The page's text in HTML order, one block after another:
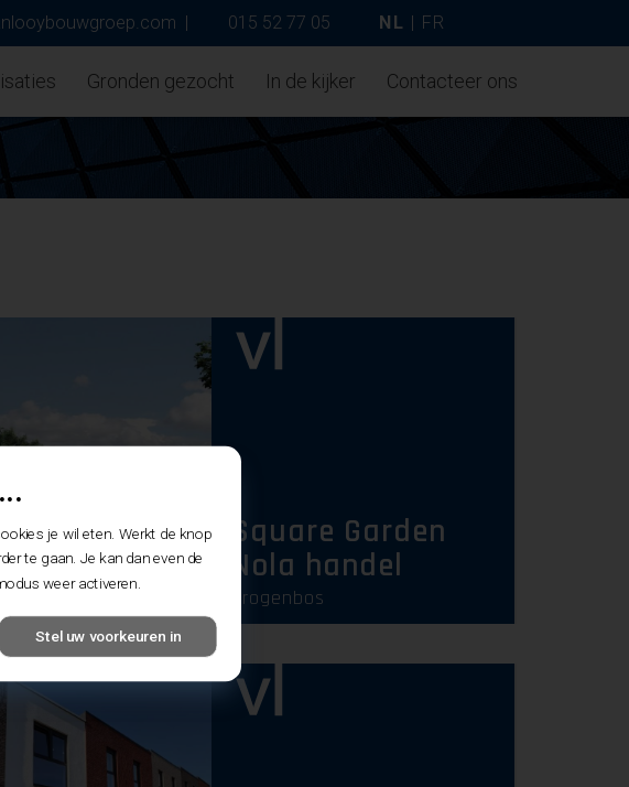
| 015 52 77 05 NL | FR
Gronden gezocht In de kijker Contacteer ons
Square Garden
Nola handel
Drogenbos
je wil eten. Werkt de knop
te gaan. Je kan dan even de
weer activeren.
Stel uw voorkeuren in